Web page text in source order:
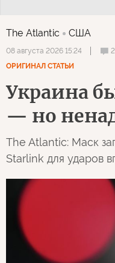
The Atlantic США
08 августа 2026 15:24 2
ОРИГИНАЛ СТАТЬИ
Украина
— но
The Atlantic: Маск
Starlink для ударов